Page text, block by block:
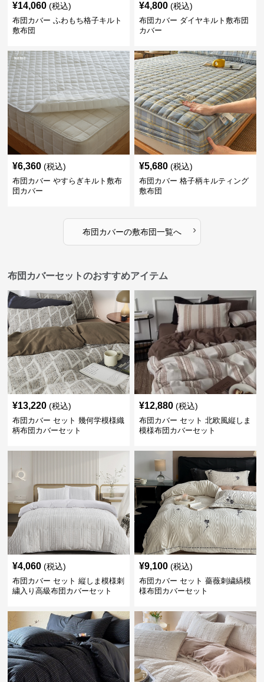
¥14,060 (税込)
布団カバー ふわもち格子キルト
敷布団
¥4,800 (税込)
布団カバー ダイヤキルト敷布団
カバー
¥6,360 (税込)
布団カバー やすらぎキルト敷布
団カバー
¥5,680 (税込)
布団カバー 格子柄キルティング
敷布団
布団カバーの敷布団一覧へ ›
布団カバーセットのおすすめアイテム
¥13,220 (税込)
布団カバー セット 幾何学模様織
柄布団カバーセット
¥12,880 (税込)
布団カバー セット 北欧風縦しま
模様布団カバーセット
¥4,060 (税込)
布団カバー セット 縦しま模様刺
繍入り高級布団カバーセット
¥9,100 (税込)
布団カバー セット 薔薇刺繍縞模
様布団カバーセット